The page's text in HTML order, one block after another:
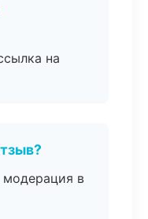
на
модерация в